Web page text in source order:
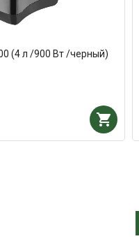
(4 л /900 Вт /черный)